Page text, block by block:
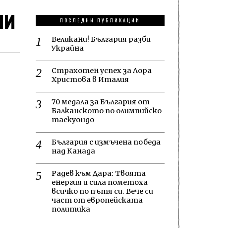
ПОСЛЕДНИ ПУБЛИКАЦИИ
Великани! България разби
Украйна
Страхотен успех за Лора
Христова в Италия
70 медала за България от
Балканското по олимпийско
таекуондо
България с измъчена победа
над Канада
Радев към Дара: Твоята
енергия и сила пометоха
всичко по пътя си. Вече си
част от европейската
политика